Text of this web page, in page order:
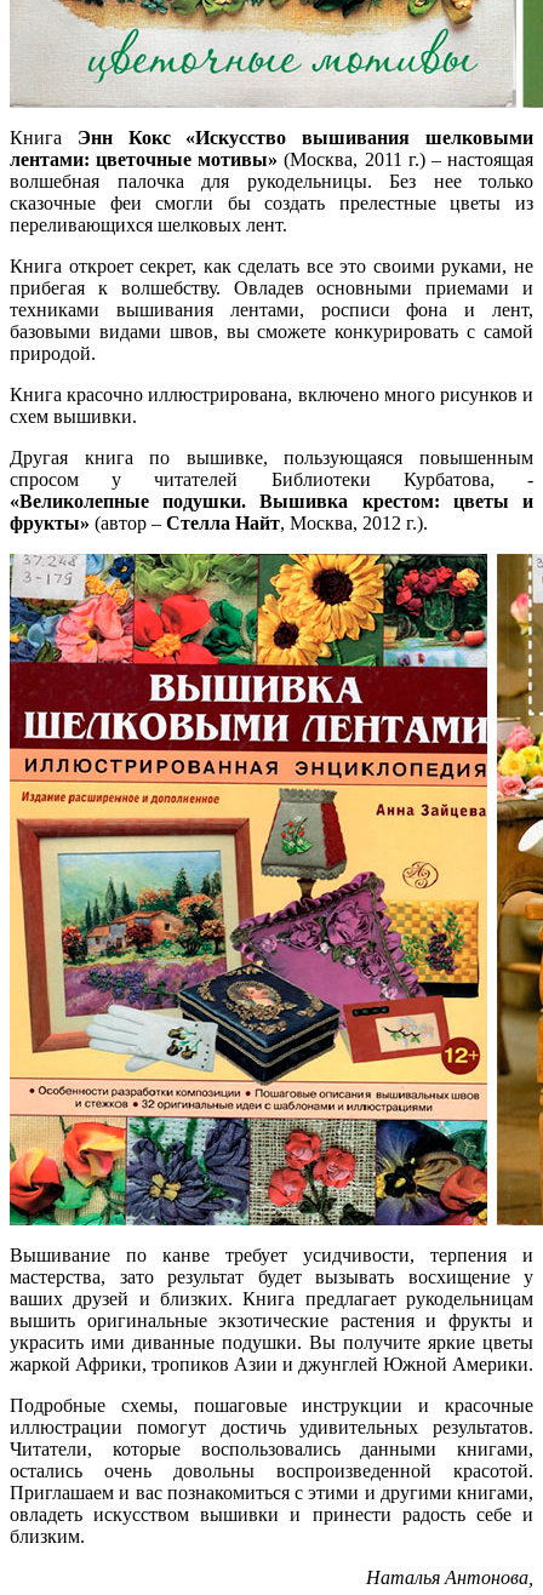
Книга Энн Кокс
«Искусство вышивания шелковыми
лентами: цветочные мотивы» (Москва, 2011 г.) – настоящая
волшебная палочка для рукодельницы. Без нее только
сказочные феи смогли бы создать прелестные цветы из
переливающихся шелковых лент.
Книга откроет секрет, как сделать все это своими руками, не
прибегая к волшебству. Овладев основными приемами и
техниками вышивания лентами, росписи фона и лент,
базовыми видами швов, вы сможете конкурировать с самой
природой.
Книга красочно иллюстрирована, включено много рисунков и
схем вышивки.
Другая книга по вышивке, пользующаяся повышенным
спросом у читателей Библиотеки Курбатова, -
«Великолепные подушки. Вышивка крестом: цветы и
фрукты» (автор – Стелла Найт, Москва, 2012 г.).
Вышивание по канве требует усидчивости, терпения и
мастерства, зато результат будет вызывать восхищение у
ваших друзей и близких. Книга предлагает рукодельницам
вышить оригинальные экзотические растения и фрукты и
украсить ими диванные подушки. Вы получите яркие цветы
жаркой Африки, тропиков Азии и джунглей Южной Америки.
Подробные схемы, пошаговые инструкции и красочные
иллюстрации помогут достичь удивительных результатов.
Читатели, которые воспользовались данными книгами,
остались очень довольны воспроизведенной красотой.
Приглашаем и вас познакомиться с этими и другими книгами,
овладеть искусством вышивки и принести радость себе и
близким.
Наталья Антонова,